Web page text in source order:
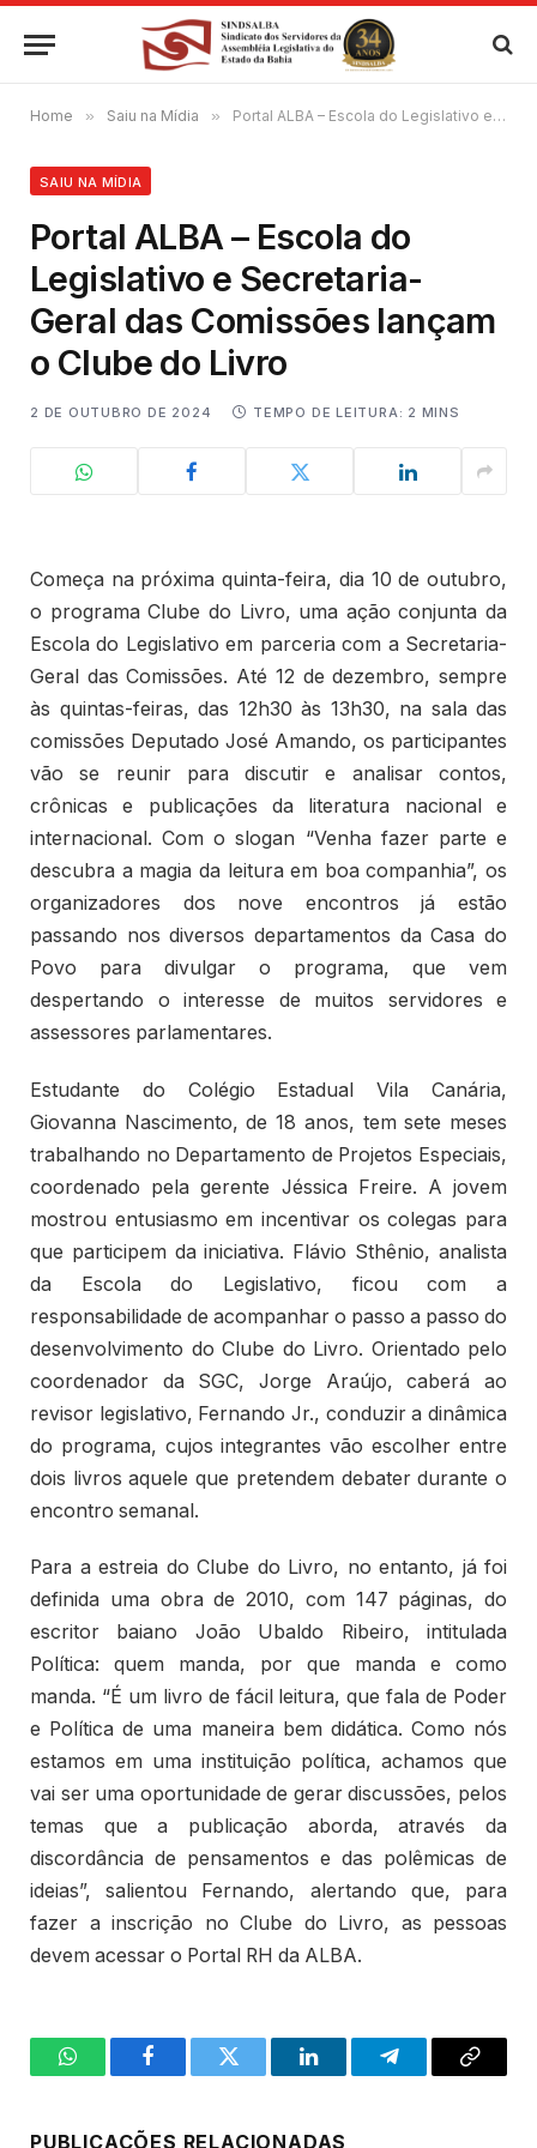
Home » Saiu na Mídia » Portal ALBA – Escola do Legislativo e Secretaria-Geral das Comissões lançam o Clube do Livro
SAIU NA MÍDIA
Portal ALBA – Escola do
Legislativo e Secretaria-
Geral das Comissões lançam
o Clube do Livro
2 DE OUTUBRO DE 2024 TEMPO DE LEITURA: 2 MINS
Começa na próxima quinta-feira, dia 10 de outubro,
o programa Clube do Livro, uma ação conjunta da
Escola do Legislativo em parceria com a Secretaria-
Geral das Comissões. Até 12 de dezembro, sempre
às quintas-feiras, das 12h30 às 13h30, na sala das
comissões Deputado José Amando, os participantes
vão se reunir para discutir e analisar contos,
crônicas e publicações da literatura nacional e
internacional. Com o slogan “Venha fazer parte e
descubra a magia da leitura em boa companhia”, os
organizadores dos nove encontros já estão
passando nos diversos departamentos da Casa do
Povo para divulgar o programa, que vem
despertando o interesse de muitos servidores e
assessores parlamentares.
Estudante do Colégio Estadual Vila Canária,
Giovanna Nascimento, de 18 anos, tem sete meses
trabalhando no Departamento de Projetos Especiais,
coordenado pela gerente Jéssica Freire. A jovem
mostrou entusiasmo em incentivar os colegas para
que participem da iniciativa. Flávio Sthênio, analista
da Escola do Legislativo, ficou com a
responsabilidade de acompanhar o passo a passo do
desenvolvimento do Clube do Livro. Orientado pelo
coordenador da SGC, Jorge Araújo, caberá ao
revisor legislativo, Fernando Jr., conduzir a dinâmica
do programa, cujos integrantes vão escolher entre
dois livros aquele que pretendem debater durante o
encontro semanal.
Para a estreia do Clube do Livro, no entanto, já foi
definida uma obra de 2010, com 147 páginas, do
escritor baiano João Ubaldo Ribeiro, intitulada
Política: quem manda, por que manda e como
manda. “É um livro de fácil leitura, que fala de Poder
e Política de uma maneira bem didática. Como nós
estamos em uma instituição política, achamos que
vai ser uma oportunidade de gerar discussões, pelos
temas que a publicação aborda, através da
discordância de pensamentos e das polêmicas de
ideias”, salientou Fernando, alertando que, para
fazer a inscrição no Clube do Livro, as pessoas
devem acessar o Portal RH da ALBA.
WhatsAppFacebookTwitter LinkedInTelegramCopy
PUBLICAÇÕES RELACIONADAS